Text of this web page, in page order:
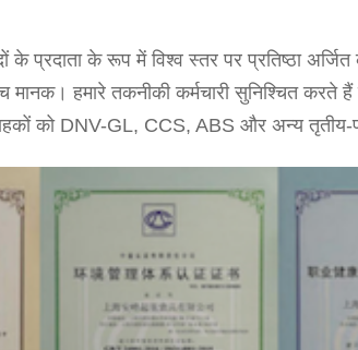
के प्रदाता के रूप में विश्व स्तर पर प्रतिष्ठा अर्जित
मानक।हमारे तकनीकी कर्मचारी सुनिश्चित करते
को DNV-GL, CCS, ABS और अन्य तृतीय-